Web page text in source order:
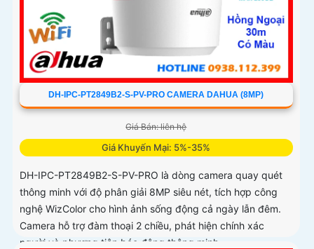
DH-IPC-PT2849B2-S-PV-PRO CAMERA DAHUA (8MP)
Giá Bán: liên hệ
Giá Khuyến Mại: 5%-35%
DH-IPC-PT2849B2-S-PV-PRO là dòng camera quay quét
thông minh với độ phân giải 8MP siêu nét, tích hợp công
nghệ WizColor cho hình ảnh sống động cả ngày lẫn đêm.
Camera hỗ trợ đàm thoại 2 chiều, phát hiện chính xác
người và phương tiện báo động thông minh